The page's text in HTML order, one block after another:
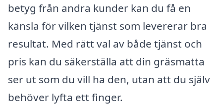
betyg från andra kunder kan du få en
känsla för vilken tjänst som levererar bra
resultat. Med rätt val av både tjänst och
pris kan du säkerställa att din gräsmatta
ser ut som du vill ha den, utan att du själv
behöver lyfta ett finger.